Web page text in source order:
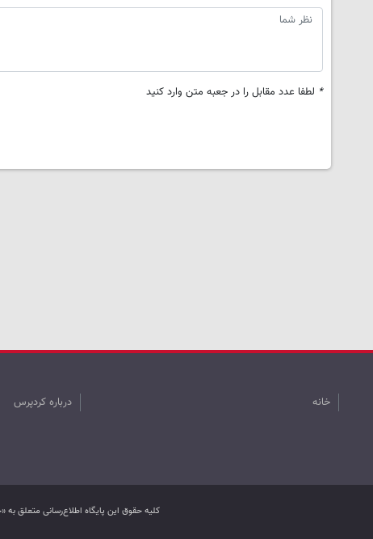
* لطفا عدد مقابل را در جعبه متن وارد کنید
خانه درباره کردپرس
کليه حقوق اين پایگاه اطلاع‌رسانی متعلق